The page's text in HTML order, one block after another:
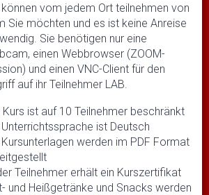
können vom jedem Ort teilnehmen von
Sie möchten und es ist keine Anreise
Sie benötigen nur eine
einen Webbrowser (ZOOM-
und einen VNC-Client für den
auf ihr Teilnehmer LAB.
Kurs ist auf 10 Teilnehmer beschränkt
Unterrichtssprache ist Deutsch
Kursunterlagen werden im PDF Format
Teilnehmer erhält ein Kurszertifikat
und Heißgetränke und Snacks werden